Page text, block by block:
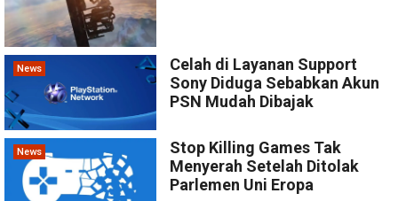
News
Celah di Layanan Support
Sony Diduga Sebabkan Akun
PSN Mudah Dibajak
News
Stop Killing Games Tak
Menyerah Setelah Ditolak
Parlemen Uni Eropa